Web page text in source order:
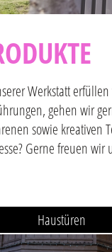
Werkstatt
gehen wir
sowie kreativen
Gerne freuen wir
Haustüren